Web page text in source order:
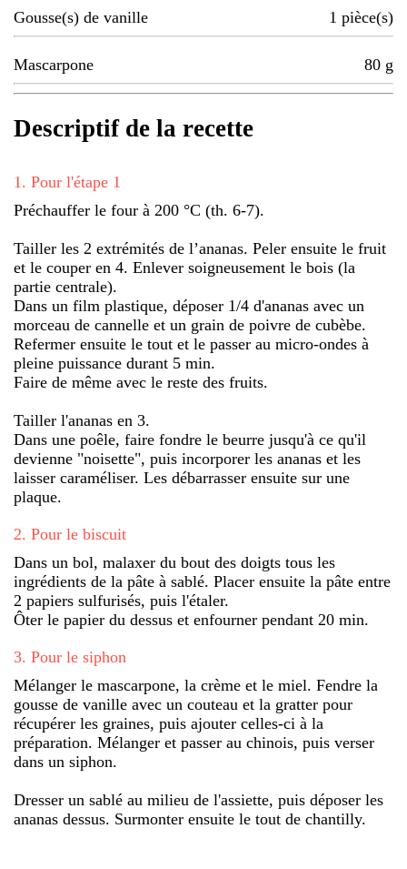
Gousse(s) de vanille 1 pièce(s)
Mascarpone 80 g
Descriptif de la recette
1 . Pour l'étape 1
Préchauffer le four à 200 °C (th. 6-7).
Tailler les 2 extrémités de l’ananas. Peler ensuite le fruit
et le couper en 4. Enlever soigneusement le bois (la
partie centrale).
Dans un film plastique, déposer 1/4 d'ananas avec un
morceau de cannelle et un grain de poivre de cubèbe.
Refermer ensuite le tout et le passer au micro-ondes à
pleine puissance durant 5 min.
Faire de même avec le reste des fruits.
Tailler l'ananas en 3.
Dans une poêle, faire fondre le beurre jusqu'à ce qu'il
devienne "noisette", puis incorporer les ananas et les
laisser caraméliser. Les débarrasser ensuite sur une
plaque.
2. Pour le biscuit
Dans un bol, malaxer du bout des doigts tous les
ingrédients de la pâte à sablé. Placer ensuite la pâte entre
2 papiers sulfurisés, puis l'étaler.
Ôter le papier du dessus et enfourner pendant 20 min.
3. Pour le siphon
Mélanger le mascarpone, la crème et le miel. Fendre la
gousse de vanille avec un couteau et la gratter pour
récupérer les graines, puis ajouter celles-ci à la
préparation. Mélanger et passer au chinois, puis verser
dans un siphon.
Dresser un sablé au milieu de l'assiette, puis déposer les
ananas dessus. Surmonter ensuite le tout de chantilly.